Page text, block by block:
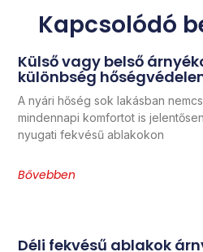
Kapcsolódó
Külső vagy belső
különbség
A nyári hőség sok lakásban
mindennapi komfortot is
nyugati fekvésű ablakokon
Bővebben
Déli fekvésű ablakok